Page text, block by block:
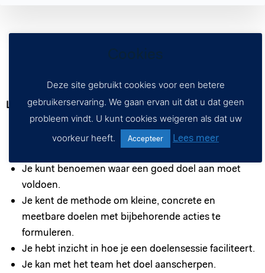
Leerdoelen:
Je begrijpt waarom het stellen van doelen belangrijk
Je kunt benoemen waar een goed doel aan moet
voldoen.
Je kent de methode om kleine, concrete en
meetbare doelen met bijbehorende acties te
formuleren.
Je hebt inzicht in hoe je een doelensessie faciliteert.
Je kan met het team het doel aanscherpen.
Cookies
Deze site gebruikt cookies voor een betere
gebruikerservaring. We gaan ervan uit dat u dat geen
probleem vindt. U kunt cookies weigeren als dat uw
voorkeur heeft.
Accepteer Lees meer